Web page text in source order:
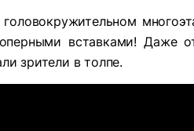
вставками! Даже
зрители в толпе.